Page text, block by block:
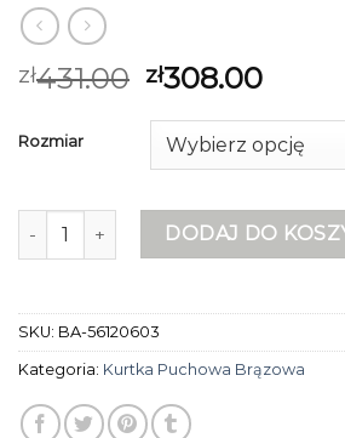
zł431.00 zł308.00
Rozmiar
ilość kurtka puchowa brązowa
DODAJ DO
SKU: BA-56120603
Kategoria: Kurtka Puchowa Brązowa